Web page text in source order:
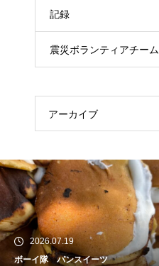
記録
震災ボランティアチーム
アーカイブ
2026.07.19
ボーイ隊 パンスイーツ